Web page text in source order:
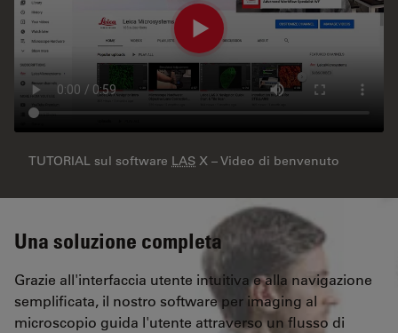
TUTORIAL sul software LAS X – Video di benvenuto
Una soluzione completa
Grazie all'interfaccia utente intuitiva e alla navigazione
semplificata, il nostro software per imaging al
microscopio guida l'utente attraverso un flusso di